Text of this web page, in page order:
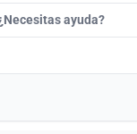
ayuda?